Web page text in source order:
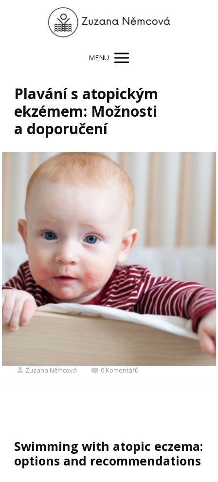
MENU
Plavání s atopickým
ekzémem: Možnosti
a doporučení
Zuzana Němcová 0 Komentářů
Swimming with atopic eczema:
options and recommendations